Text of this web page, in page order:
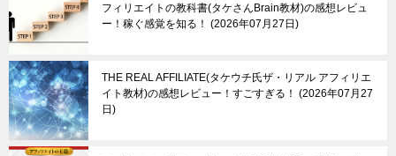
フィリエイトの教科書(タケさんBrain教材)の感想レビュ
ー！稼ぐ感覚を知る！
2026年07月27日
THE REAL AFFILIATE(タケウチ氏ザ・リアル アフィリエ
イト教材)の感想レビュー！すごすぎる！
2026年07月27
日